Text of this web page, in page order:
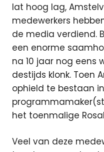
lat hoog lag,
medewerkers
de media verdiend.
een enorme
na 10 jaar nog eens
destijds klonk. Toen
ophield te bestaan
het toenmalige
Veel van deze